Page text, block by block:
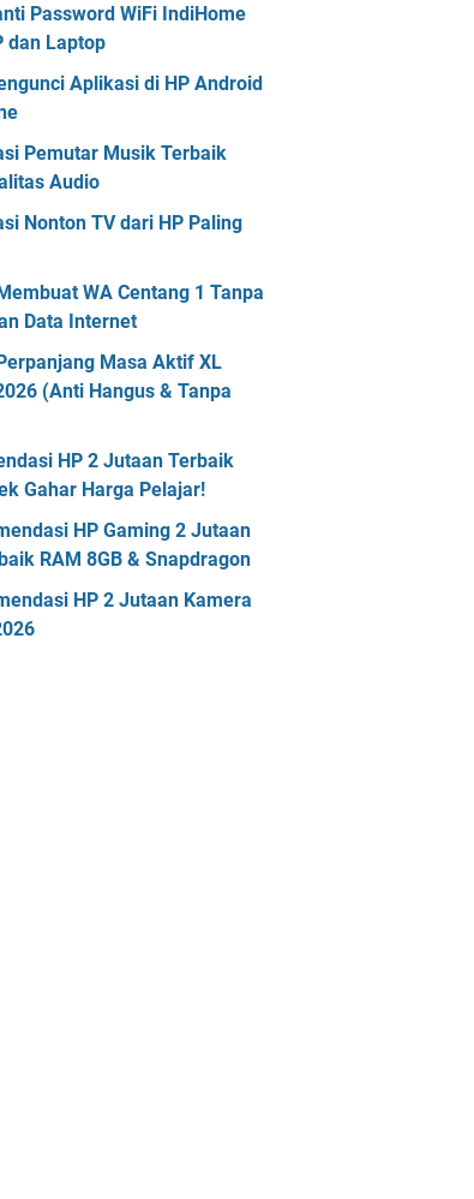
Password WiFi IndiHome
dan Laptop
Aplikasi di HP Android
Pemutar Musik Terbaik
Audio
Nonton TV dari HP Paling
WA Centang 1 Tanpa
Data Internet
Masa Aktif XL
(Anti Hangus & Tanpa
HP 2 Jutaan Terbaik
Gahar Harga Pelajar!
HP Gaming 2 Jutaan
RAM 8GB & Snapdragon
HP 2 Jutaan Kamera